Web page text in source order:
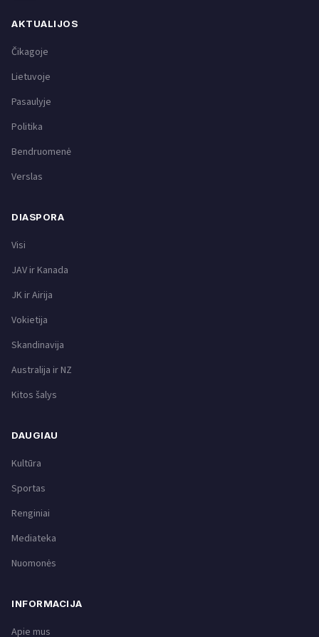
AKTUALIJOS
Čikagoje
Lietuvoje
Pasaulyje
Politika
Bendruomenė
Verslas
DIASPORA
Visi
JAV ir Kanada
JK ir Airija
Vokietija
Skandinavija
Australija ir NZ
Kitos šalys
DAUGIAU
Kultūra
Sportas
Renginiai
Mediateka
Nuomonės
INFORMACIJA
Apie mus